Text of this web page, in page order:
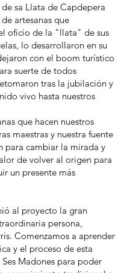
de sa Llata de Capdepera
artesanas que
oficio de la "llata" de sus
lo desarrollaron en su
con el boom turístico
suerte de todos
tras la jubilación y
vivo hasta nuestros
que hacen nuestros
maestras y nuestra fuente
para cambiar la mirada y
de volver al origen para
un presente más
al proyecto la gran
persona,
Comenzamos a aprender
y el proceso de esta
Madones para poder